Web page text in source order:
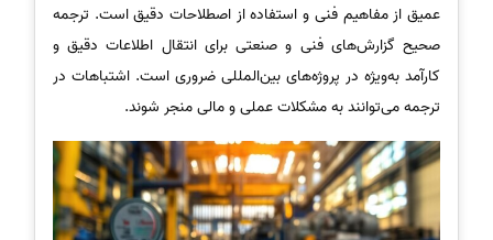
عمیق از مفاهیم فنی و استفاده از اصطلاحات دقیق است. ترجمه
صحیح گزارش‌های فنی و صنعتی برای انتقال اطلاعات دقیق و
کارآمد به‌ویژه در پروژه‌های بین‌المللی ضروری است. اشتباهات در
ترجمه می‌توانند به مشکلات عملی و مالی منجر شوند.